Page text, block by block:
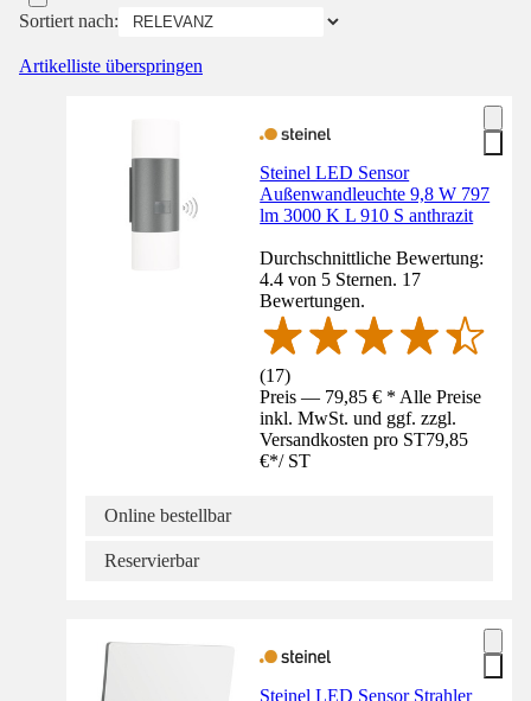
Sortiert nach:
Artikelliste überspringen
Steinel LED Sensor
Außenwandleuchte 9,8 W 797
lm 3000 K L 910 S anthrazit
Durchschnittliche Bewertung:
4.4 von 5 Sternen. 17
Bewertungen.
(17)
Preis — 79,85 € * Alle Preise
inkl. MwSt. und ggf. zzgl.
Versandkosten pro ST79,85
€*/ ST
Online bestellbar
Reservierbar
Steinel LED Sensor Strahler